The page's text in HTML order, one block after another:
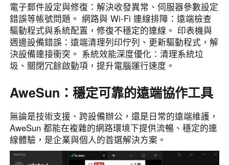
South America
Colombia
Español
Perú
Español
Argentina
Español
Venezuela
Español
Australia
English
New Zealand
English
電子郵件設定與修復：解決收發異常、伺服器參數設定
錯誤等帳號問題。 網路與 Wi-Fi 連線排障：遠端檢查
驅動程式與系統配置，修復不穩定的連線。 印表機與
週邊設備錯誤：遠端清理列印佇列、更新驅動程式，解
決設備連接衝突。 系統效能深度優化：清理系統垃
圾、關閉冗餘啟動項，提升電腦運行速度。
AweSun：穩定可靠的遠端協作工具
無論是技術支援、跨設備辦公，還是日常的遠端維護，
AweSun 都能在複雜的網路環境下提供流暢、穩定的連
線體驗，是企業與個人的首選解決方案。